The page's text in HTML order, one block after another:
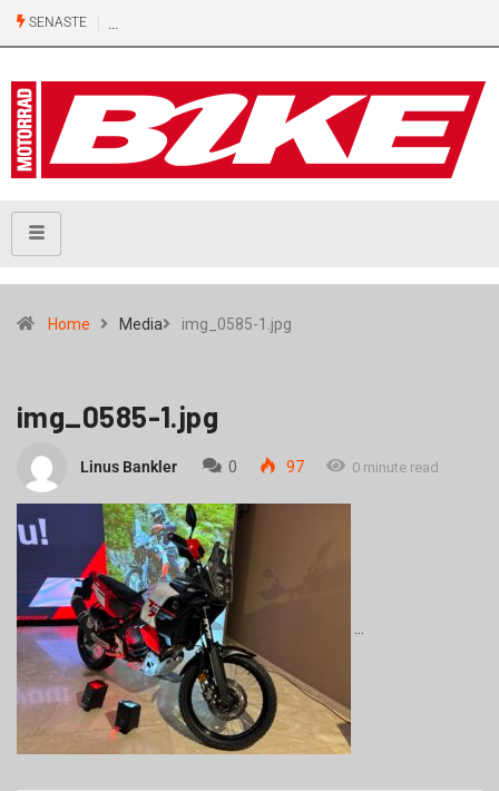
SENASTE
Home Media img_0585-1.jpg
img_0585-1.jpg
Linus Bankler 0 97 0 minute read